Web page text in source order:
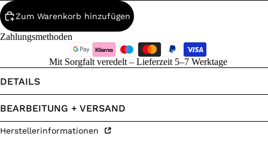
Zum Warenkorb hinzufügen
Zahlungsmethoden
Mit Sorgfalt veredelt – Lieferzeit 5–7 Werktage
DETAILS
BEARBEITUNG + VERSAND
Herstellerinformationen